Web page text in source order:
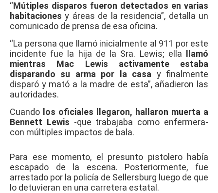
“Mútiples disparos fueron detectados en varias
habitacionesy áreas de la residencia”, detalla un
comunicado de prensa de esa oficina.
“La persona que llamó inicialmente al 911 por este
incidente fue la hija de la Sra. Lewis; ella llamó
mientras Mac Lewis activamente estaba
disparando su arma por la casa y finalmente
disparó y mató a la madre de esta”, añadieron las
autoridades.
Cuando los oficiales llegaron, hallaron muerta a
Bennett Lewis -que trabajaba como enfermera-
con múltiples impactos de bala.
Para ese momento, el presunto pistolero había
escapado de la escena. Posteriormente, fue
arrestado por la policía de Sellersburg luego de que
lo detuvieran en una carretera estatal.